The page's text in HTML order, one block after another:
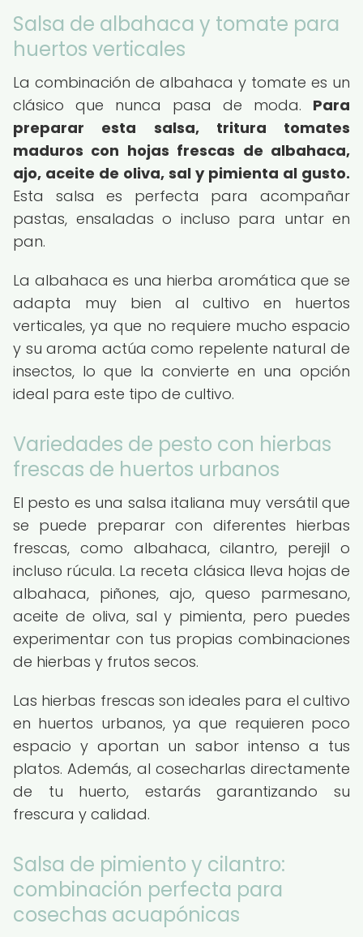
Salsa de albahaca y tomate para
huertos verticales
La combinación de albahaca y tomate es un
clásico que nunca pasa de moda. Para
preparar esta salsa, tritura tomates
maduros con hojas frescas de albahaca,
ajo, aceite de oliva, sal y pimienta al gusto.
Esta salsa es perfecta para acompañar
pastas, ensaladas o incluso para untar en
pan.
La albahaca es una hierba aromática que se
adapta muy bien al cultivo en huertos
verticales, ya que no requiere mucho espacio
y su aroma actúa como repelente natural de
insectos, lo que la convierte en una opción
ideal para este tipo de cultivo.
Variedades de pesto con hierbas
frescas de huertos urbanos
El pesto es una salsa italiana muy versátil que
se puede preparar con diferentes hierbas
frescas, como albahaca, cilantro, perejil o
incluso rúcula. La receta clásica lleva hojas de
albahaca, piñones, ajo, queso parmesano,
aceite de oliva, sal y pimienta, pero puedes
experimentar con tus propias combinaciones
de hierbas y frutos secos.
Las hierbas frescas son ideales para el cultivo
en huertos urbanos, ya que requieren poco
espacio y aportan un sabor intenso a tus
platos. Además, al cosecharlas directamente
de tu huerto, estarás garantizando su
frescura y calidad.
Salsa de pimiento y cilantro:
combinación perfecta para
cosechas acuapónicas